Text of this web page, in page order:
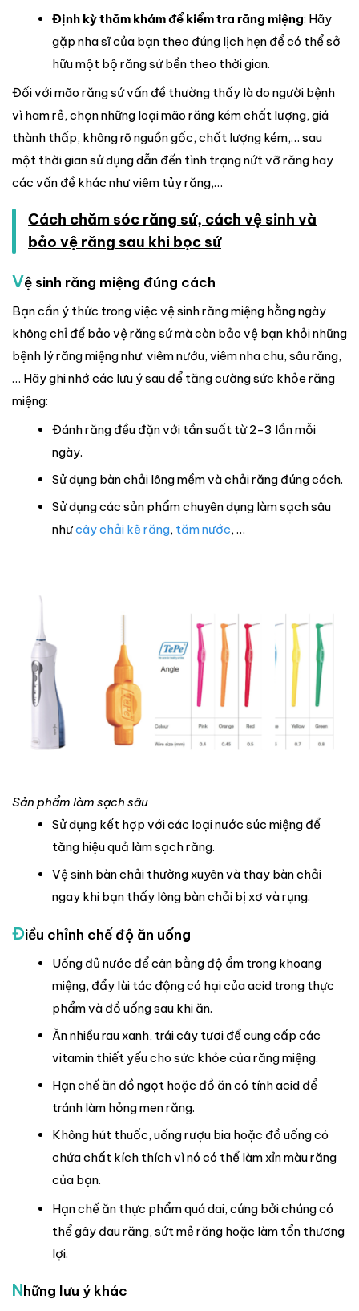
Định kỳ thăm khám để kiểm tra răng miệng: Hãy
gặp nha sĩ của bạn theo đúng lịch hẹn để có thể sở
hữu một bộ răng sứ bền theo thời gian.
Đối với mão răng sứ vấn đề thường thấy là do người bệnh
vì ham rẻ, chọn những loại mão răng kém chất lượng, giá
thành thấp, không rõ nguồn gốc, chất lượng kém,… sau
một thời gian sử dụng dẫn đến tình trạng nứt vỡ răng hay
các vấn đề khác như viêm tủy răng,…
Cách chăm sóc răng sứ, cách vệ sinh và
bảo vệ răng sau khi bọc sứ
Vệ sinh răng miệng đúng cách
Bạn cần ý thức trong việc vệ sinh răng miệng hằng ngày
không chỉ để bảo vệ răng sứ mà còn bảo vệ bạn khỏi những
bệnh lý răng miệng như: viêm nướu, viêm nha chu, sâu răng,
… Hãy ghi nhớ các lưu ý sau để tăng cường sức khỏe răng
miệng:
Đánh răng đều đặn với tần suất từ 2-3 lần mỗi
ngày.
Sử dụng bàn chải lông mềm và chải răng đúng cách.
Sử dụng các sản phẩm chuyên dụng làm sạch sâu
nhưcây chải kẽ răng, tăm nước, …
Sản phẩm làm sạch sâu
Sử dụng kết hợp với các loại nước súc miệng để
tăng hiệu quả làm sạch răng.
Vệ sinh bàn chải thường xuyên và thay bàn chải
ngay khi bạn thấy lông bàn chải bị xơ và rụng.
Điều chỉnh chế độ ăn uống
Uống đủ nước để cân bằng độ ẩm trong khoang
miệng, đẩy lùi tác động có hại của acid trong thực
phẩm và đồ uống sau khi ăn.
Ăn nhiều rau xanh, trái cây tươi để cung cấp các
vitamin thiết yếu cho sức khỏe của răng miệng.
Hạn chế ăn đồ ngọt hoặc đồ ăn có tính acid để
tránh làm hỏng men răng.
Không hút thuốc, uống rượu bia hoặc đồ uống có
chứa chất kích thích vì nó có thể làm xỉn màu răng
của bạn.
Hạn chế ăn thực phẩm quá dai, cứng bởi chúng có
thể gây đau răng, sứt mẻ răng hoặc làm tổn thương
lợi.
Những lưu ý khác